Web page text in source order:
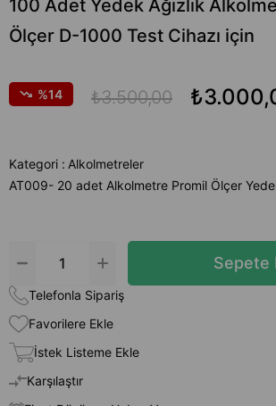
100 Adet Yedek Ağızlık
Ölçer D-1000 Test Cihazı için
14 ₺3.500,00
Kategori : Alkolmetreler
AT009- 20 adet Alkolmetre Promil Ölçer
Telefonla Sipariş
Favorilere Ekle
İstek Listeme Ekle
Karşılaştır